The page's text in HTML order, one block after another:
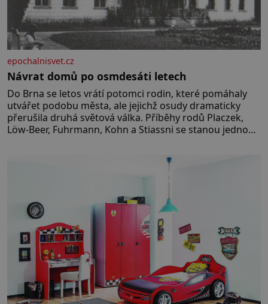
epochalnisvet.cz
Návrat domů po osmdesáti letech
Do Brna se letos vrátí potomci rodin, které pomáhaly
utvářet podobu města, ale jejichž osudy dramaticky
přerušila druhá světová válka. Příběhy rodů Placzek,
Löw-Beer, Fuhrmann, Kohn a Stiassni se stanou jednou
jednoduché. Místa, která si člověk pamatuje z
rodinných vyprávění, už dávno